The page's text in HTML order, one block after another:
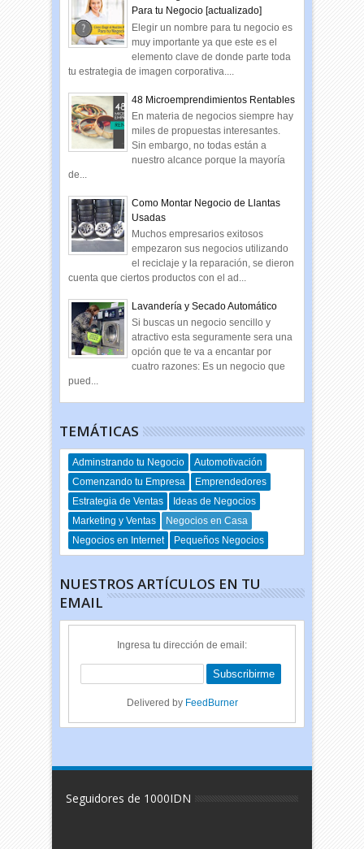
Para tu Negocio [actualizado]
Elegir un nombre para tu negocio es
muy importante ya que este es el
elemento clave de donde parte toda
tu estrategia de imagen corporativa....
48 Microemprendimientos Rentables
En materia de negocios siempre hay
miles de propuestas interesantes.
Sin embargo, no todas están a
nuestro alcance porque la mayoría
de...
Como Montar Negocio de Llantas
Usadas
Muchos empresarios exitosos
empezaron sus negocios utilizando
el reciclaje y la reparación, se dieron
cuenta que ciertos productos con el ad...
Lavandería y Secado Automático
Si buscas un negocio sencillo y
atractivo esta seguramente sera una
opción que te va a encantar por
cuatro razones: Es un negocio que
pued...
TEMÁTICAS
Adminstrando tu Negocio
Automotivación
Comenzando tu Empresa
Emprendedores
Estrategia de Ventas
Ideas de Negocios
Marketing y Ventas
Negocios en Casa
Negocios en Internet
Pequeños Negocios
NUESTROS ARTÍCULOS EN TU
EMAIL
Ingresa tu dirección de email:
Delivered by FeedBurner
Seguidores de 1000IDN